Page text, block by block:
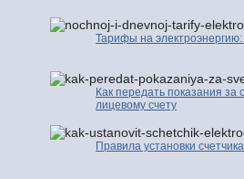
Тарифы на
Как передать показания за
лицевому счету
Правила установки